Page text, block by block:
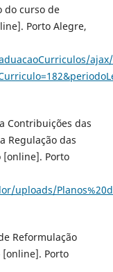
do curso de
Porto Alegre,
Contribuições das
Regulação das
[online]. Porto
Reformulação
Porto